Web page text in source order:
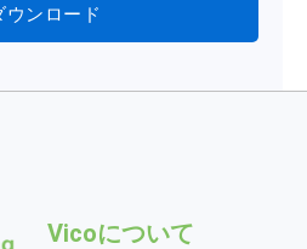
ウンロード
Vicoについて